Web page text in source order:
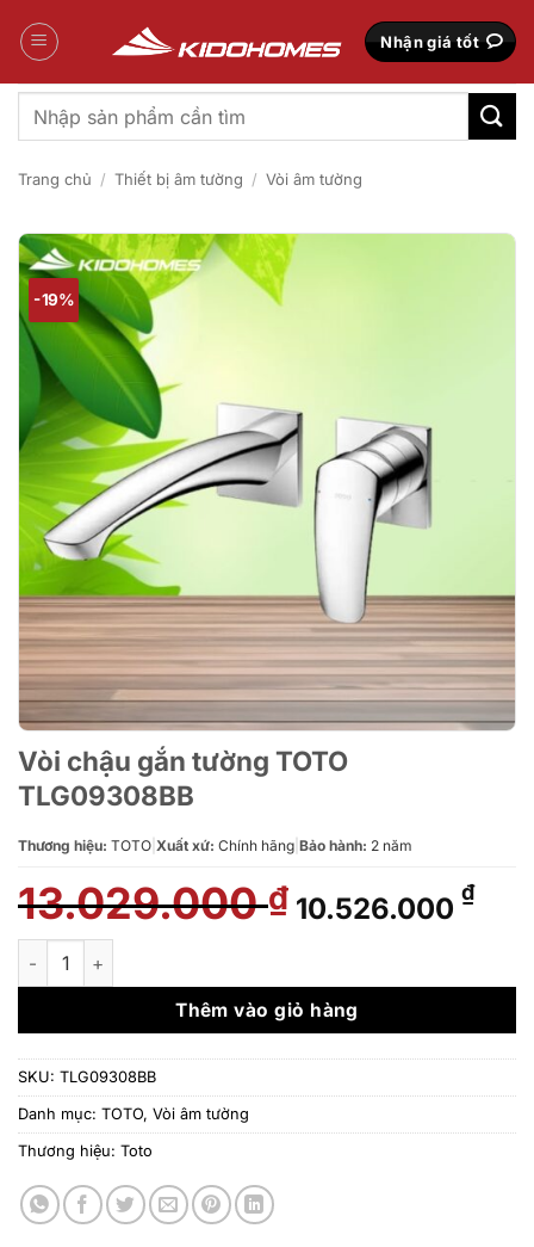
qua
Nhận giá tốt
Tìm
kiếm:
Trang chủ / Thiết bị âm tường / Vòi âm tường
-19%
Vòi chậu gắn tường TOTO
TLG09308BB
Thương hiệu: TOTO Xuất xứ: Chính hãng Bảo hành: 2 năm
13.029.000₫ Giá
gốc
13.029.000 ₫.
10.526.000 ₫Giá
là:
Vòi chậu gắn tường TOTO TLG09308BB số lượng
Thêm vào giỏ hàng
SKU: TLG09308BB
Danh mục: TOTO, Vòi âm tường
Thương hiệu: Toto